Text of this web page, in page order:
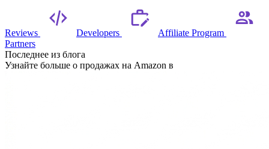
Reviews Developers
Affiliate Program
Partners
Последнее из блога
Узнайте больше о продажах на Amazon в